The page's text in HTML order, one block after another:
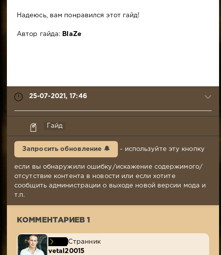
Надеюсь, вам понравился этот гайд!
Автор гайда: BlaZe
25-07-2021, 17:46
BlaZe
25-
17:46
Комментариев:
1
Гайд
Запросить обновление 🔔 - используйте эту кнопку
если вы обнаружили ошибку/искажение содержимого/
отсутствие контента в новости или если хотите
сообщить администрации о выходе новой версии мода и
т.п.
КОММЕНТАРИЕВ 1
Странник
vetal20015